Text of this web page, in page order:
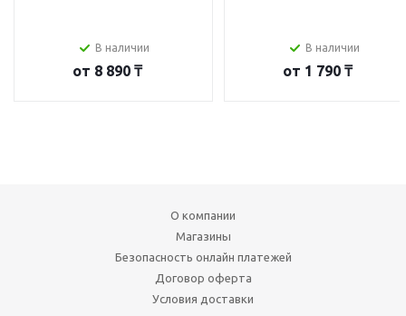
В наличии
от 8 890 ₸
В наличии
от 1 790 ₸
О компании
Магазины
Безопасность онлайн платежей
Договор оферта
Условия доставки